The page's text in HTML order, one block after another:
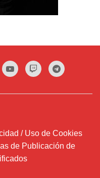
/ Uso de Cookies
de Publicación de